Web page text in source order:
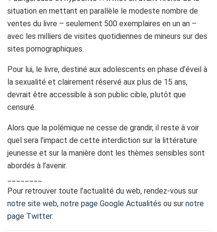
situation en mettant en parallèle le modeste nombre de
ventes du livre – seulement 500 exemplaires en un an –
avec les milliers de visites quotidiennes de mineurs sur des
sites pornographiques.
Pour lui, le livre, destiné aux adolescents en phase d’éveil à
la sexualité et clairement réservé aux plus de 15 ans,
devrait être accessible à son public cible, plutôt que
censuré.
Alors que la polémique ne cesse de grandir, il reste à voir
quel sera l’impact de cette interdiction sur la littérature
jeunesse et sur la manière dont les thèmes sensibles sont
abordés à l’avenir.
Pour retrouver toute l’actualité du web, rendez-vous sur
notre site web, notre page Google Actualités ou sur notre
page Twitter.